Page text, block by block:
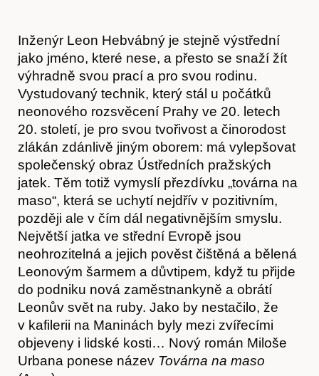
Hostcast
Inženýr Leon Hebvábný je stejně výstřední
jako jméno, které nese, a přesto se snaží žít
výhradně svou prací a pro svou rodinu.
Vystudovaný technik, který stál u počátků
neonového rozsvěcení Prahy ve 20. letech
20. století, je pro svou tvořivost a činorodost
zlákán zdánlivě jiným oborem: má vylepšovat
společenský obraz Ústředních pražských
jatek. Těm totiž vymyslí přezdívku „továrna na
maso“, která se uchytí nejdřív v pozitivním,
později ale v čím dál negativnějším smyslu.
Největší jatka ve střední Evropě jsou
neohrozitelná a jejich pověst čištěná a bělená
Leonovým šarmem a důvtipem, když tu přijde
do podniku nová zaměstnankyně a obrátí
Leonův svět na ruby. Jako by nestačilo, že
v kafilerii na Maninách byly mezi zvířecími
objeveny i lidské kosti… Nový román Miloše
Urbana ponese název Továrna na maso